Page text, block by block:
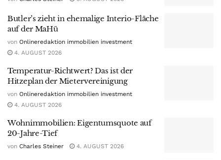
Butler’s zieht in ehemalige Interio-Fläche
auf der MaHü
von Onlineredaktion immobilien investment
4. AUGUST 2026
Temperatur-Richtwert? Das ist der
Hitzeplan der Mietervereinigung
von Onlineredaktion immobilien investment
4. AUGUST 2026
Wohnimmobilien: Eigentumsquote auf
20-Jahre-Tief
von Charles Steiner 4. AUGUST 2026